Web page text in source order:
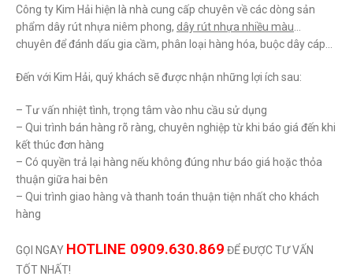
Công ty Kim Hải hiện là nhà cung cấp chuyên về các dòng sản
phẩm dây rút nhựa niêm phong, dây rút nhựa nhiều màu
chuyên để đánh dấu gia cầm, phân loại hàng hóa, buộc dây cáp…
Đến với Kim Hải, quý khách sẽ được nhận những lợi ích sau:
– Tư vấn nhiệt tình, trọng tâm vào nhu cầu sử dụng
– Qui trình bán hàng rõ ràng, chuyên nghiệp từ khi báo giá đến khi
kết thúc đơn hàng
– Có quyền trả lại hàng nếu không đúng như báo giá hoặc thỏa
thuận giữa hai bên
– Qui trình giao hàng và thanh toán thuận tiện nhất cho khách
hàng
GỌI NGAY HOTLINE 0909.630.869 ĐỂ ĐƯỢC TƯ VẤN
TỐT NHẤT!